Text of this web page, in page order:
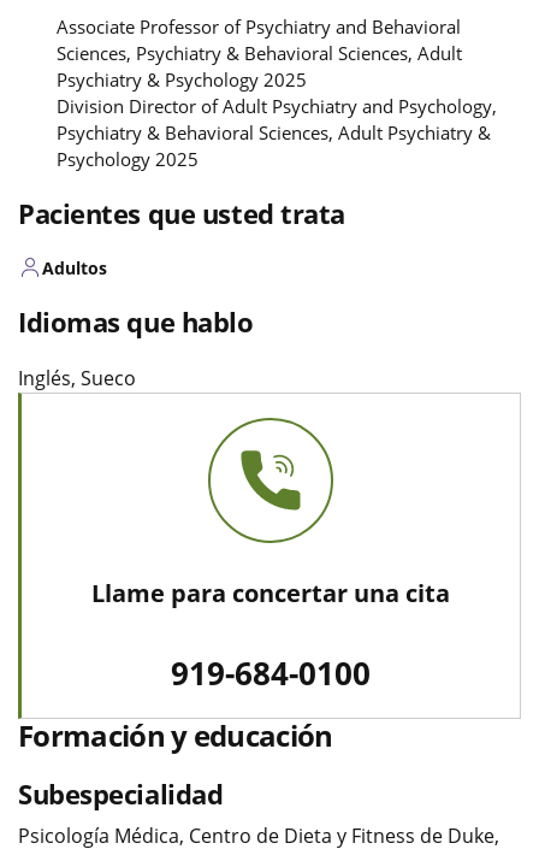
Associate Professor of Psychiatry and Behavioral
Sciences, Psychiatry & Behavioral Sciences, Adult
Psychiatry & Psychology 2025
Division Director of Adult Psychiatry and Psychology,
Psychiatry & Behavioral Sciences, Adult Psychiatry &
Psychology 2025
Pacientes que usted trata
Adultos
Idiomas que hablo
Inglés, Sueco
Llame para concertar una cita
919-684-0100
Formación y educación
Subespecialidad
Psicología Médica, Centro de Dieta y Fitness de Duke,